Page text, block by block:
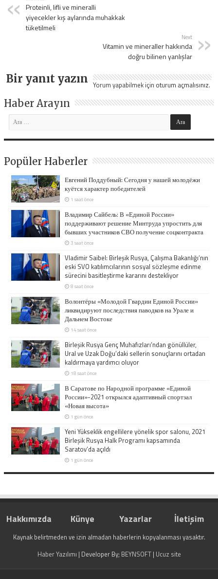
Proteinli, lifli ve mineralli
yiyecekler kış aylarında muhakkak
tüketilmeli
Next
Vitamin ve mineraller hakkında
doğru bilinen yanlışlar
Bir yanıt yazın Yorum yapabilmek için oturum açmalısınız.
Haber Arayın
Popüler Haberler
Евгений Поддубный: Сегодня у нашей молодёжи
куётся характер победителей
1 saat önce
Владимир Сайбель: В «Единой России»
поддерживают решение Минтруда упростить для
бывших участников СВО получение соцконтракта
3 saat önce
Vladimir Saibel: Birleşik Rusya, Çalışma Bakanlığı’nın
eski SVO katılımcılarının sosyal sözleşme edinme
sürecini basitleştirme kararını destekliyor
8 saat önce
Волонтёры «Молодой Гвардии Единой России»
ликвидируют последствия паводков на Урале и
Дальнем Востоке
14 saat önce
Birleşik Rusya Genç Muhafızları’ndan gönüllüler,
Ural ve Uzak Doğu’daki sellerin sonuçlarını ortadan
kaldırmaya yardımcı oluyor
18 saat önce
В Саратове по Народной программе «Единой
России»-2021 открылся адаптивный спортзал
«Новая высота»
1 gün önce
Yeni Yükseklik engellilere yönelik spor salonu, 2021
Birleşik Rusya Halk Programı kapsamında
Saratov’da açıldı
1 gün önce
Hakkımızda Künye Yazarlar İletişim
Kaynak belirtmeden ve izin almadan haberlerin kopyalanması yasaktır.
Haber Yazılımı | Developer By; BEYNSOFT| Ucuz site